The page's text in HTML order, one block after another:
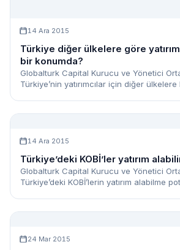
14 Ara 2015
Türkiye diğer ülkelere göre
bir konumda?
Globalturk Capital Kurucu ve Yönetici
Türkiye’nin yatırımcılar için diğer
14 Ara 2015
Türkiye’deki KOBİ’ler yatırım
Globalturk Capital Kurucu ve Yönetici
Türkiye’deki KOBİ’lerin yatırım alabilme
24 Mar 2015